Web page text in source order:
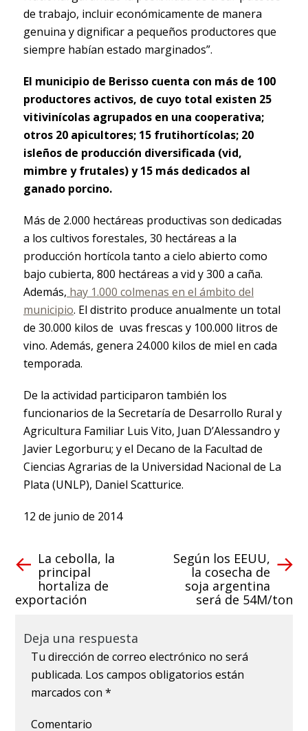
de trabajo, incluir económicamente de manera
genuina y dignificar a pequeños productores que
siempre habían estado marginados”.
El municipio de Berisso cuenta con más de 100
productores activos, de cuyo total existen 25
vitivinícolas agrupados en una cooperativa;
otros 20 apicultores; 15 frutihortícolas; 20
isleños de producción diversificada (vid,
mimbre y frutales) y 15 más dedicados al
ganado porcino.
Más de 2.000 hectáreas productivas son dedicadas
a los cultivos forestales, 30 hectáreas a la
producción hortícola tanto a cielo abierto como
bajo cubierta, 800 hectáreas a vid y 300 a caña.
Además, hay 1.000 colmenas en el ámbito del
municipio. El distrito produce anualmente un total
de 30.000 kilos de uvas frescas y 100.000 litros de
vino. Además, genera 24.000 kilos de miel en cada
temporada.
De la actividad participaron también los
funcionarios de la Secretaría de Desarrollo Rural y
Agricultura Familiar Luis Vito, Juan D’Alessandro y
Javier Legorburu; y el Decano de la Facultad de
Ciencias Agrarias de la Universidad Nacional de La
Plata (UNLP), Daniel Scatturice.
12 de junio de 2014
La cebolla, la
principal
hortaliza de
exportación
Según los EEUU,
la cosecha de
soja argentina
será de 54M/ton
Deja una respuesta
Tu dirección de correo electrónico no será
publicada. Los campos obligatorios están
marcados con*
Comentario